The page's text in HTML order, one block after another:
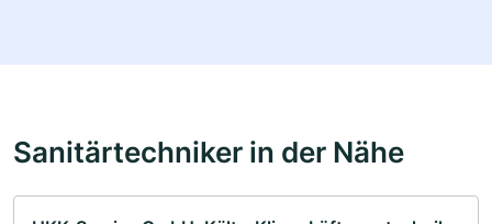
Sanitärtechniker in der Nähe